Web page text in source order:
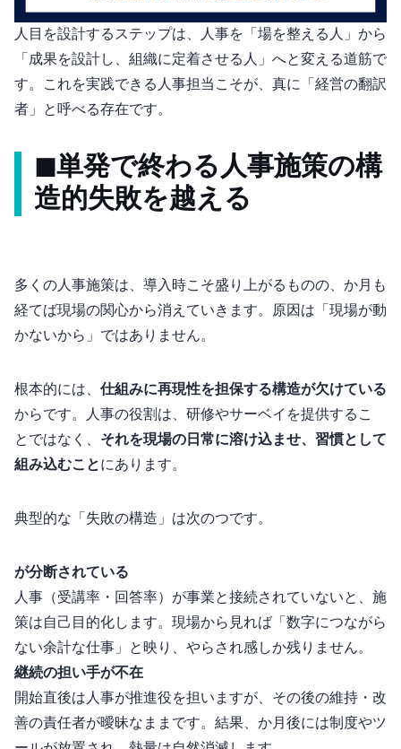
“1人目”を設計する6ステップは、人事を「場を整える人」から
「成果を設計し、組織に定着させる人」へと変える道筋で
す。これを実践できる人事担当こそが、真に「経営の翻訳
者」と呼べる存在です。
◼︎単発で終わる人事施策の“構
造的失敗”を越える
多くの人事施策は、導入時こそ盛り上がるものの、3か月も
経てば現場の関心から消えていきます。原因は「現場が動
かないから」ではありません。
根本的には、 仕組みに再現性を担保する構造が欠けている
からです。人事の役割は、研修やサーベイを“提供するこ
と”ではなく、 それを現場の日常に溶け込ませ、習慣として
組み込むことにあります。
典型的な「失敗の構造」は次の3つです。
KPIが分断されている
人事KPI（受講率・回答率）が事業KPIと接続されていないと、施
策は自己目的化します。現場から見れば「数字につながら
ない余計な仕事」と映り、“やらされ感”しか残りません。
継続の担い手が不在
開始直後は人事が推進役を担いますが、その後の維持・改
善の責任者が曖昧なままです。結果、3か月後には制度やツ